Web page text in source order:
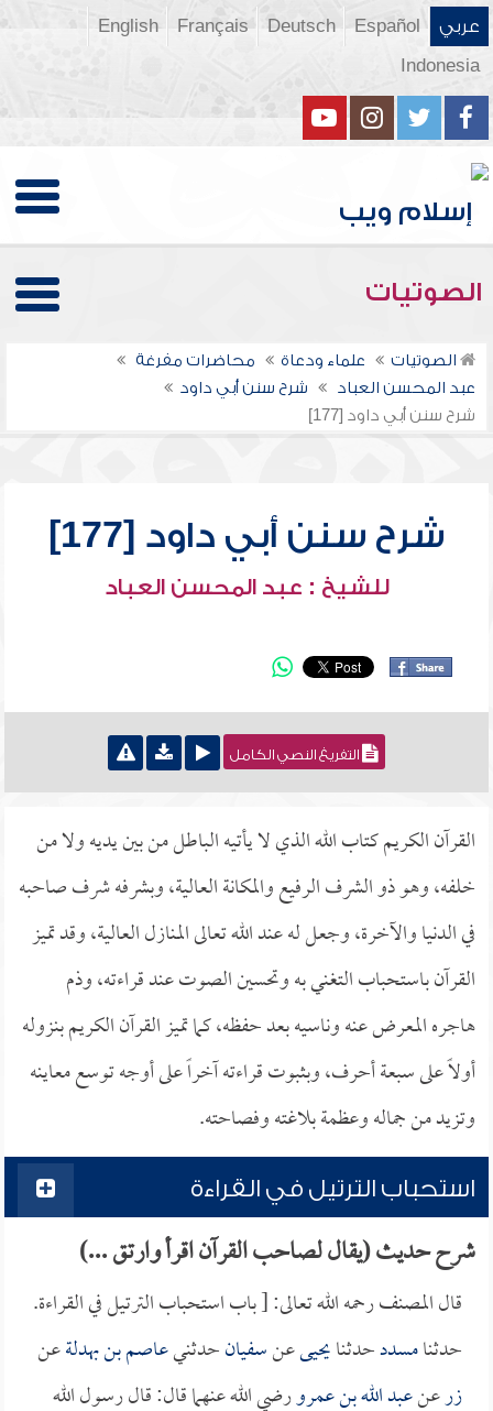
عربي Español
Deutsch
Français
English
Indonesia
الصوتيات
الصوتيات علماء ودعاة
محاضرات مفرغة
عبد المحسن العباد
شرح سنن أبي داود
شرح سنن أبي داود [177]
شرح سنن أبي داود [177]
للشيخ : عبد المحسن العباد
التفريغ النصي الكامل
القرآن الكريم كتاب الله الذي لا يأتيه الباطل من بين يديه ولا من
خلفه، وهو ذو الشرف الرفيع والمكانة العالية، وبشرفه شرف صاحبه
في الدنيا والآخرة، وجعل له عند الله تعالى المنازل العالية، وقد تميز
القرآن باستحباب التغني به وتحسين الصوت عند قراءته، وذم
هاجره المعرض عنه وناسيه بعد حفظه، كما تميز القرآن الكريم بنزوله
أولاً على سبعة أحرف، وبثبوت قراءته آخراً على أوجه توسع معاينه
وتزيد من جماله وعظمة بلاغته وفصاحته.
استحباب الترتيل في القراءة
شرح حديث (يقال لصاحب القرآن اقرأ وارتق ...)
قال المصنف رحمه الله تعالى: [ باب استحباب الترتيل في القراءة.
حدثنامسددحدثنايحيىعنسفيانحدثنيعاصم بن بهدلةعن
زرعنعبد الله بن عمرورضي الله عنهما قال: قال رسول الله